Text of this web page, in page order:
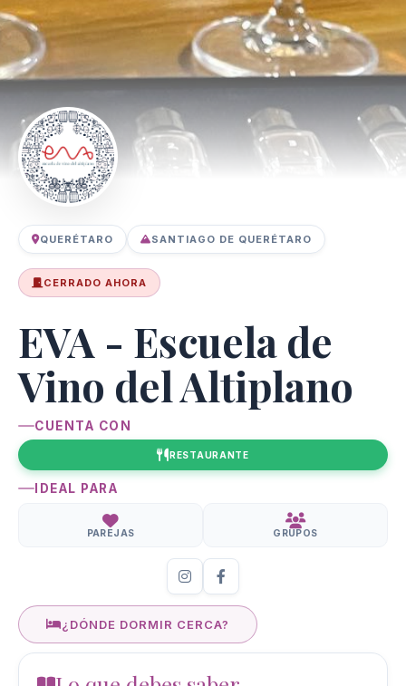
QUERÉTARO SANTIAGO DE QUERÉTARO
CERRADO AHORA
EVA - Escuela de
Vino del Altiplano
CUENTA CON
RESTAURANTE
IDEAL PARA
PAREJAS GRUPOS
¿DÓNDE DORMIR CERCA?